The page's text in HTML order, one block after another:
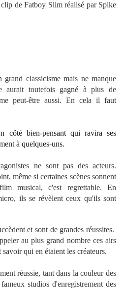
clip de Fatboy Slim réalisé par Spike
classicisme mais ne manque
aurait toutefois gagné à plus de
peut-être aussi. En cela il faut
côté bien-pensant qui ravira ses
à quelques-uns.
ne sont pas des acteurs.
même si certaines scènes sonnent
musical, c'est regrettable. En
ils se révèlent ceux qu'ils sont
et sont de grandes réussites.
au plus grand nombre ces airs
qui en étaient les créateurs.
réussie, tant dans la couleur des
studios d'enregistrement des